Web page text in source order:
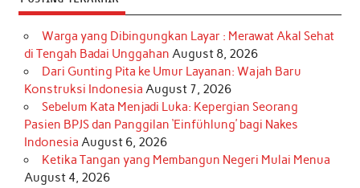
Warga yang Dibingungkan Layar : Merawat Akal Sehat
di Tengah Badai Unggahan August 8, 2026
Dari Gunting Pita ke Umur Layanan: Wajah Baru
Konstruksi Indonesia August 7, 2026
Sebelum Kata Menjadi Luka: Kepergian Seorang
Pasien BPJS dan Panggilan ‘Einfühlung’ bagi Nakes
Indonesia August 6, 2026
Ketika Tangan yang Membangun Negeri Mulai Menua
August 4, 2026